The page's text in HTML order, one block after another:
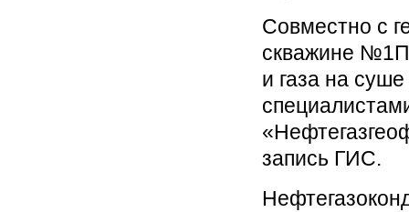
Совместно с
скважине №1П
и газа на
запись ГИС.